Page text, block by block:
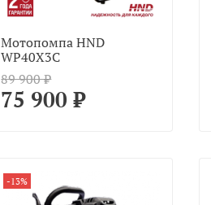
Мотопомпа HND
WP40X3C
89 900 ₽
75 900 ₽
-13%